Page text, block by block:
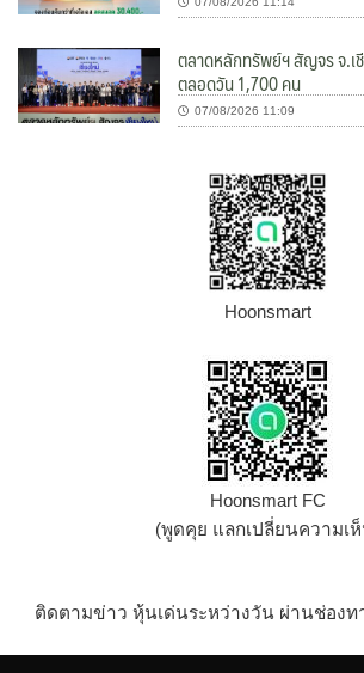
ตลาดหลักทรัพย์ฯ สัญจร จ.เ
ตลอดวัน 1,700 คน
07/08/2026 11:09
Hoonsmart
Hoonsmart FC
(พูดคุย แลกเปลี่ยนความเ
ติดตามข่าว หุ้นเด่นระหว่างวัน ผ่านช่องทา